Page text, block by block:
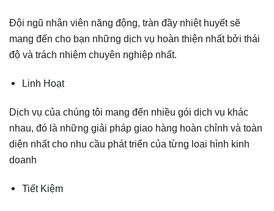
Đội ngũ nhân viên năng động, tràn đầy nhiệt huyết sẽ
mang đến cho bạn những dịch vụ hoàn thiện nhất bởi thái
độ và trách nhiệm chuyên nghiệp nhất.
Linh Hoạt
Dịch vụ của chúng tôi mang đến nhiều gói dịch vụ khác
nhau, đó là những giải pháp giao hàng hoàn chỉnh và toàn
diện nhất cho nhu cầu phát triển của từng loại hình kinh
doanh
Tiết Kiệm